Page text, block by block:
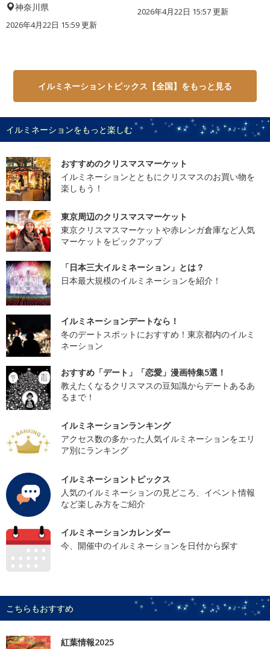
神奈川県
2026年4月22日 15:59 更新
2026年4月22日 15:57 更新
イルミネーショントピックス【全国】をもっと見る
イルミネーションをもっと楽しむ
おすすめのクリスマスマーケット
イルミネーションとともにクリスマスのお買い物を
楽しもう！
東京周辺のクリスマスマーケット
東京クリスマスマーケットや赤レンガ倉庫など人気
マーケットをピックアップ
「日本三大イルミネーション」とは？
日本最大規模のイルミネーションを紹介！
イルミネーションデートなら！
冬のデートスポットにおすすめ！東京都内のイルミ
ネーション
おすすめ「デート」「恋愛」漫画特集5選！
教えたくなるクリスマスの豆知識からデートあるあ
るまで！
イルミネーションランキング
アクセス数の多かった人気イルミネーションをエリ
ア別にランキング
イルミネーショントピックス
人気のイルミネーションの見どころ、イベント情報
など楽しみ方をご紹介
イルミネーションカレンダー
今、開催中のイルミネーションを日付から探す
こちらもおすすめ
紅葉情報2025